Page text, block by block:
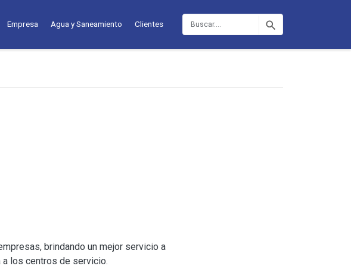
Empresa Agua y Saneamiento Clientes Buscar
brindando un mejor servicio a
los centros de servicio.